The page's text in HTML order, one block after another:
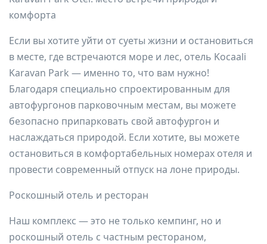
комфорта
Если вы хотите уйти от суеты жизни и остановиться
в месте, где встречаются море и лес, отель Kocaali
Karavan Park — именно то, что вам нужно!
Благодаря специально спроектированным для
автофургонов парковочным местам, вы можете
безопасно припарковать свой автофургон и
наслаждаться природой. Если хотите, вы можете
остановиться в комфортабельных номерах отеля и
провести современный отпуск на лоне природы.
Роскошный отель и ресторан
Наш комплекс — это не только кемпинг, но и
роскошный отель с частным рестораном,